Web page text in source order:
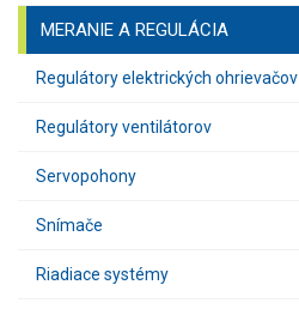
MERANIE A REGULÁCIA
Regulátory elektrických ohrievačov
Regulátory ventilátorov
Servopohony
Snímače
Riadiace systémy